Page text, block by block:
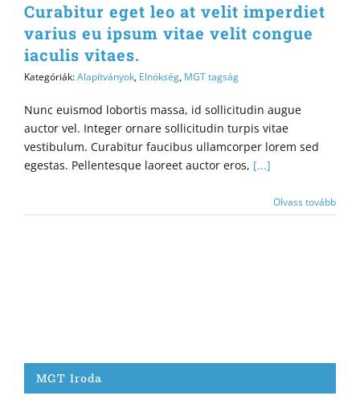
Curabitur eget leo at velit imperdiet
varius eu ipsum vitae velit congue
iaculis vitaes.
Kategóriák:Alapítványok, Elnökség, MGT tagság
Nunc euismod lobortis massa, id sollicitudin augue
auctor vel. Integer ornare sollicitudin turpis vitae
vestibulum. Curabitur faucibus ullamcorper lorem sed
egestas. Pellentesque laoreet auctor eros, [...]
Olvass tovább
MGT Iroda